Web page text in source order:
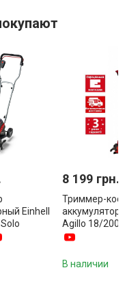
Einhell
8 199 грн.
Триммер-
Agillo 18/200
В наличии